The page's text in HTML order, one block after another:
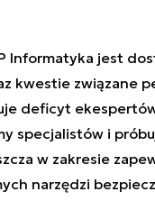
Informatyka jest
kwestie związane
deficyt
specjalistów i
w zakresie
narzędzi